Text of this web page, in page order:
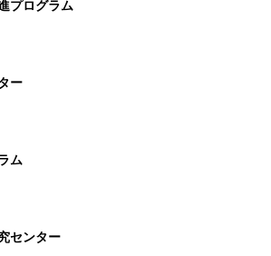
プログラム
ー
ム
センター